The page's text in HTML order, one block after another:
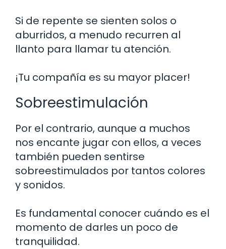
Si de repente se sienten solos o
aburridos, a menudo recurren al
llanto para llamar tu atención.
¡Tu compañía es su mayor placer!
Sobreestimulación
Por el contrario, aunque a muchos
nos encante jugar con ellos, a veces
también pueden sentirse
sobreestimulados por tantos colores
y sonidos.
Es fundamental conocer cuándo es el
momento de darles un poco de
tranquilidad.